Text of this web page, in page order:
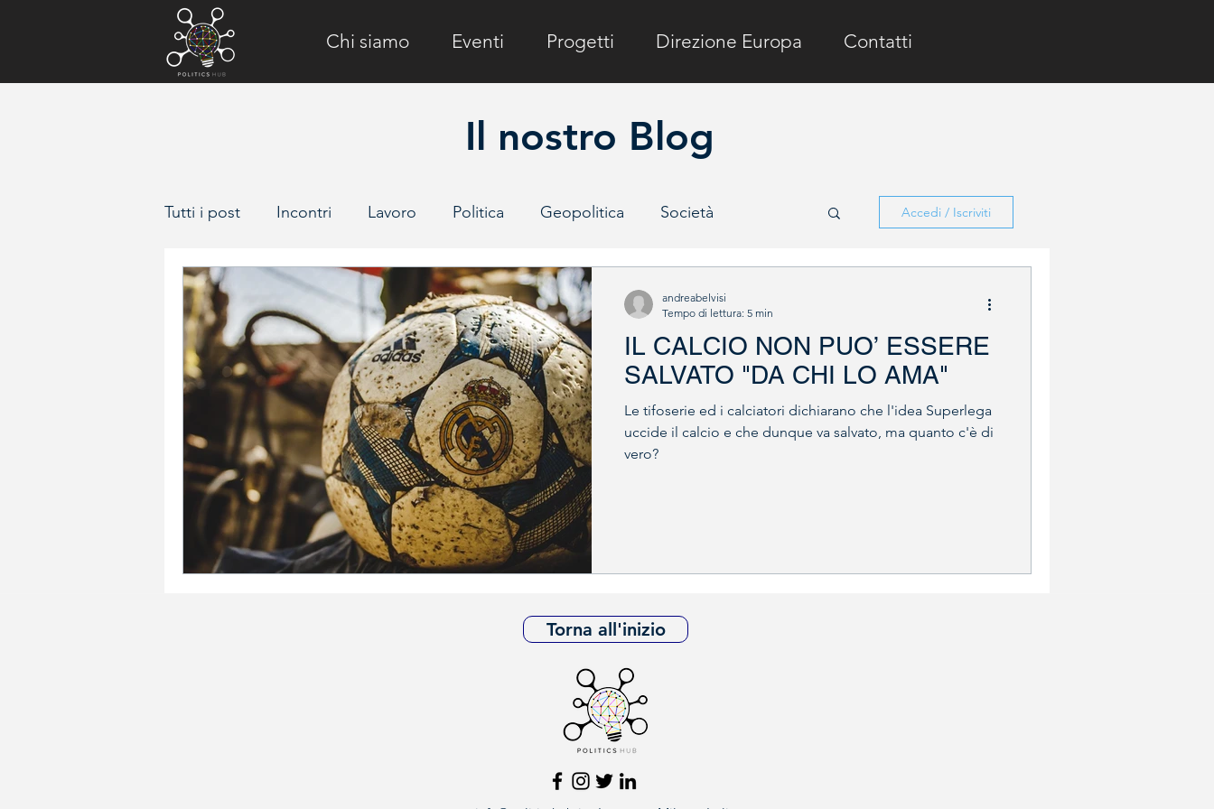
Chi siamo Eventi Progetti Direzione Europa Contatti
Il nostro Blog
Tutti i post Incontri Lavoro Politica Geopolitica Società
Il Poligono Face to Face
Accedi / Iscriviti
IL CALCIO NON PUO’ ESSERE
SALVATO "DA CHI LO AMA"
Le tifoserie ed i calciatori dichiarano che l'idea Superlega
uccide il calcio e che dunque va salvato, ma quanto c'è di
vero?
andreabelvisi
Tempo di lettura: 5 min
Torna all'inizio